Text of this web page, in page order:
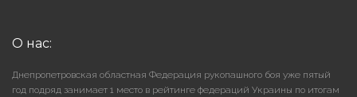
О нас:
Днепропетровская областная Федерация рукопашного боя уже пятый
год подряд занимает 1 место в рейтинге федераций Украины по итогам